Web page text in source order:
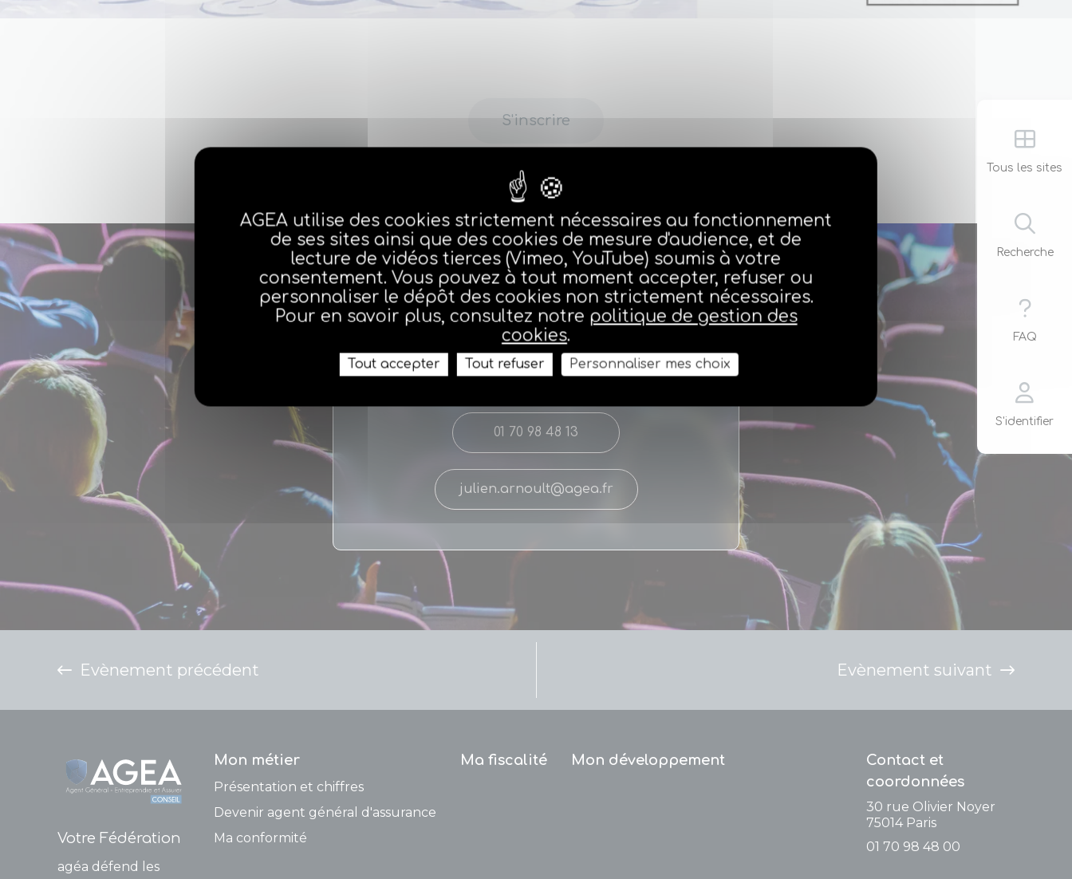
Tous les sites
Recherche
FAQ
S'identifier
S'inscrire
Colloque épargne
01 70 98 48 13
julien.arnoult@agea.fr
Evènement précédent Evènement suivant
Votre Fédération
agéa défend les
Mon métier
Présentation et chiffres
Devenir agent général d'assurance
Ma conformité
Ma fiscalité Mon développement
Contact et
coordonnées
30 rue Olivier Noyer
75014 Paris
01 70 98 48 00
AGEA utilise des cookies strictement nécessaires au fonctionnement
de ses sites ainsi que des cookies de mesure d'audience, et de
lecture de vidéos tierces (Vimeo, YouTube) soumis à votre
consentement. Vous pouvez à tout moment accepter, refuser ou
personnaliser le dépôt des cookies non strictement nécessaires.
Pour en savoir plus, consultez notre politique de gestion des
cookies.
Tout accepter Tout refuser Personnaliser mes choix